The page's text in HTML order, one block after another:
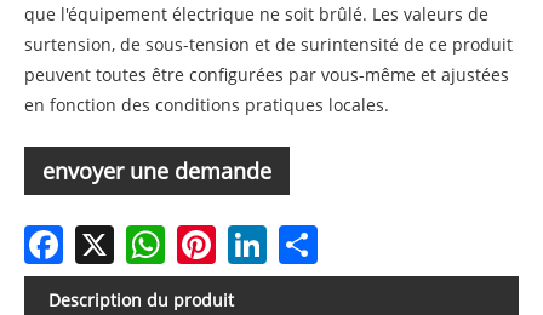
que l'équipement électrique ne soit brûlé. Les valeurs de
surtension, de sous-tension et de surintensité de ce produit
peuvent toutes être configurées par vous-même et ajustées
en fonction des conditions pratiques locales.
envoyer une demande
Facebook WhatsAppPinterestLinkedIn
Description du produit